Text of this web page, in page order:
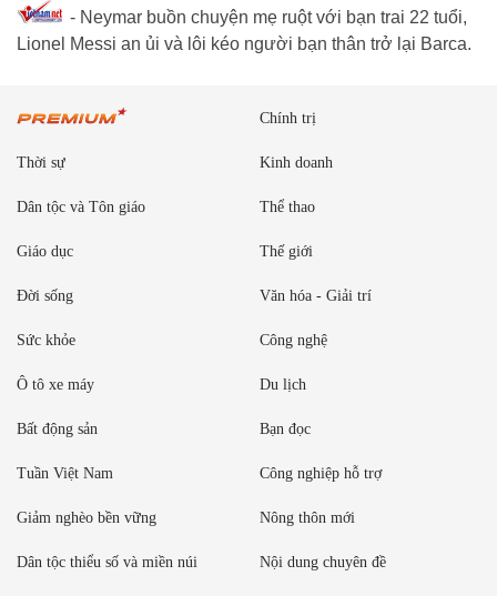
- Neymar buồn chuyện mẹ ruột với bạn trai 22 tuổi,
Lionel Messi an ủi và lôi kéo người bạn thân trở lại Barca.
Chính trị
Thời sự Kinh doanh
Dân tộc và Tôn giáo Thể thao
Giáo dục Thế giới
Đời sống Văn hóa - Giải trí
Sức khỏe Công nghệ
Ô tô xe máy Du lịch
Bất động sản Bạn đọc
Tuần Việt Nam Công nghiệp hỗ trợ
Giảm nghèo bền vững Nông thôn mới
Dân tộc thiểu số và miền núi Nội dung chuyên đề